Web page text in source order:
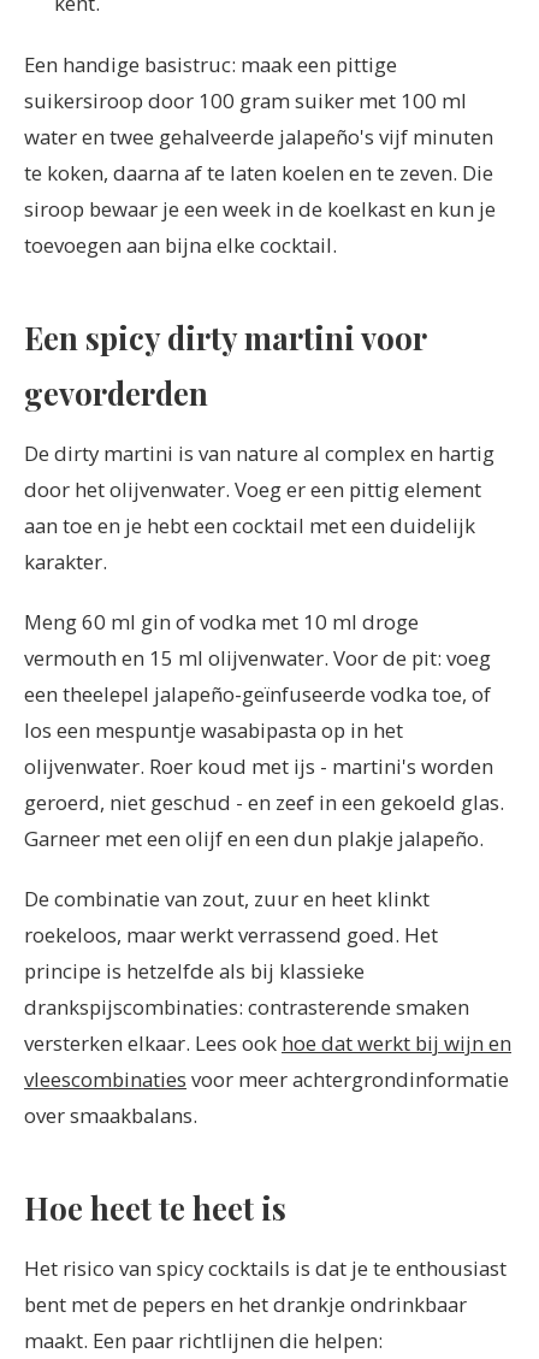
Een handige basistruc: maak een pittige
suikersiroop door 100 gram suiker met 100 ml
water en twee gehalveerde jalapeño's vijf minuten
te koken, daarna af te laten koelen en te zeven. Die
siroop bewaar je een week in de koelkast en kun je
toevoegen aan bijna elke cocktail.
Een spicy dirty martini voor
gevorderden
De dirty martini is van nature al complex en hartig
door het olijvenwater. Voeg er een pittig element
aan toe en je hebt een cocktail met een duidelijk
karakter.
Meng 60 ml gin of vodka met 10 ml droge
vermouth en 15 ml olijvenwater. Voor de pit: voeg
een theelepel jalapeño-geïnfuseerde vodka toe, of
los een mespuntje wasabipasta op in het
olijvenwater. Roer koud met ijs - martini's worden
geroerd, niet geschud - en zeef in een gekoeld glas.
Garneer met een olijf en een dun plakje jalapeño.
De combinatie van zout, zuur en heet klinkt
roekeloos, maar werkt verrassend goed. Het
principe is hetzelfde als bij klassieke
drankspijscombinaties: contrasterende smaken
versterken elkaar. Lees ook hoe dat werkt bij wijn en
vleescombinaties voor meer achtergrondinformatie
over smaakbalans.
Hoe heet te heet is
Het risico van spicy cocktails is dat je te enthousiast
bent met de pepers en het drankje ondrinkbaar
maakt. Een paar richtlijnen die helpen: